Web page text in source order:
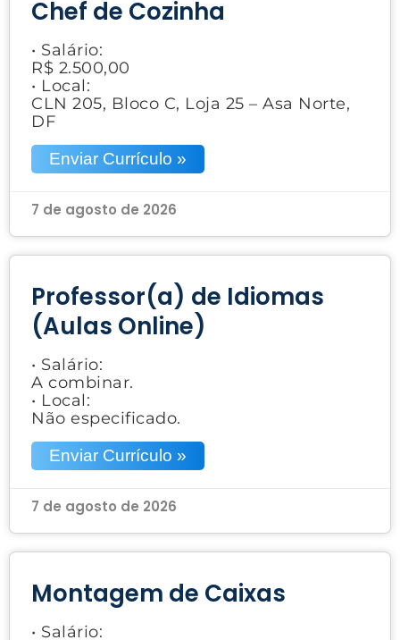
Chef de Cozinha
• Salário:
R$ 2.500,00
• Local:
CLN 205, Bloco C, Loja 25 – Asa Norte,
DF
Enviar Currículo »
7 de agosto de 2026
Professor(a) de Idiomas
(Aulas Online)
• Salário:
A combinar.
• Local:
Não especificado.
Enviar Currículo »
7 de agosto de 2026
Montagem de Caixas
• Salário: